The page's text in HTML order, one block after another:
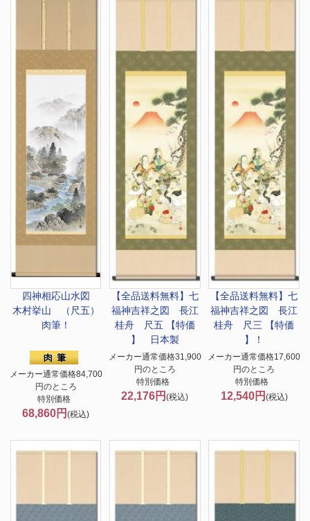
四神相応山水図
木村挙山 （尺五）
肉筆！
メーカー通常価格84,700
円のところ
特別価格
68,860円(税込)
【全品送料無料】 七
福神吉祥之図 長江
桂舟 尺五 【特価
】 日本製
メーカー通常価格31,900
円のところ
特別価格
22,176円(税込)
【全品送料無料】七
福神吉祥之図 長江
桂舟 尺三 【特価
】！
メーカー通常価格17,600
円のところ
特別価格
12,540円 (税込)